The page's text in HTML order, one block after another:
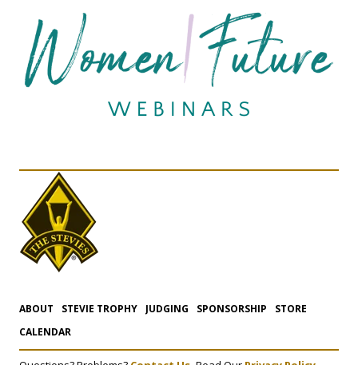
ABOUT STEVIE TROPHY JUDGING SPONSORSHIP
STORE
CALENDAR